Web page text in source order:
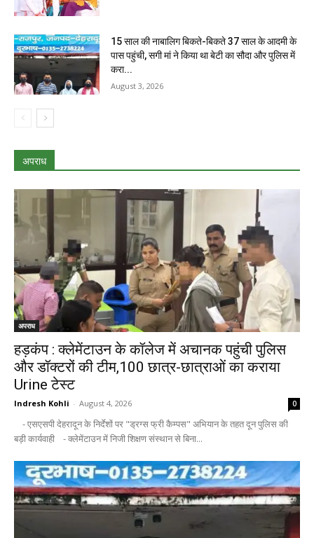
15 साल की नाबालिग बिकते-बिकते 37 साल के आदमी के
पास पहुंची, सगी मां ने किया था बेटी का सौदा और पुलिस में
करा...
August 3, 2026
अपराध
अपराध
हड़कंप : क्लेमेंटाउन के कॉलेज में अचानक पहुंची पुलिस
और डॉक्टरों की टीम,100 छात्र-छात्राओं का कराया
Urine टेस्ट
Indresh Kohli - August 4, 2026 0
- एसएसपी देहरादून के निर्देशों पर "ड्रग्स फ्री कैम्पस" अभियान के तहत दून पुलिस की
बड़ी कार्यवाही - क्लेमेंटाउन में निजी शिक्षण संस्थान से बिना...